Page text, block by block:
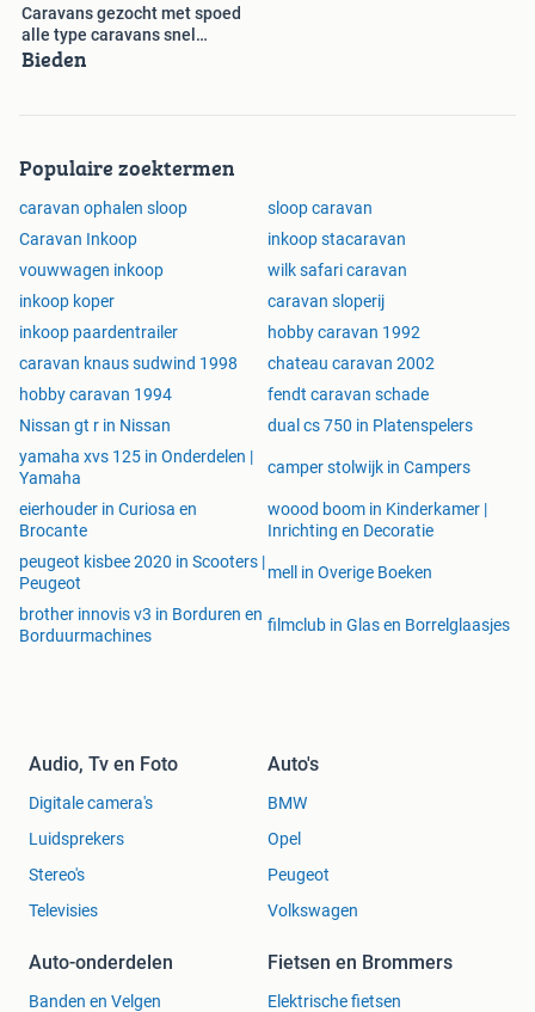
1980, 1981, 1982, 1983 1984 1985 1986 1987 1988 1989
1990 1991 1992 1993 1994 1995 1996 1997 1998 1999
2000 2001 2002 2003 2004 2005 2006 2007 2008 2009
Caravans gezocht met spoed
alle type caravans snel
verkopen
Bieden
Populaire zoektermen
caravan ophalen sloop
sloop caravan
Caravan Inkoop
inkoop stacaravan
vouwwagen inkoop
wilk safari caravan
inkoop koper
caravan sloperij
inkoop paardentrailer
hobby caravan 1992
caravan knaus sudwind 1998
chateau caravan 2002
hobby caravan 1994
fendt caravan schade
Nissan gt r in Nissan
dual cs 750 in Platenspelers
yamaha xvs 125 in Onderdelen |
Yamaha
camper stolwijk in Campers
eierhouder in Curiosa en
Brocante
woood boom in Kinderkamer |
Inrichting en Decoratie
peugeot kisbee 2020 in Scooters |
Peugeot
mell in Overige Boeken
brother innovis v3 in Borduren en
Borduurmachines
filmclub in Glas en Borrelglaasjes
Audio, Tv en Foto
Digitale camera's
Luidsprekers
Stereo's
Televisies
Auto's
BMW
Opel
Peugeot
Volkswagen
Auto-onderdelen
Banden en Velgen
Fietsen en Brommers
Elektrische fietsen